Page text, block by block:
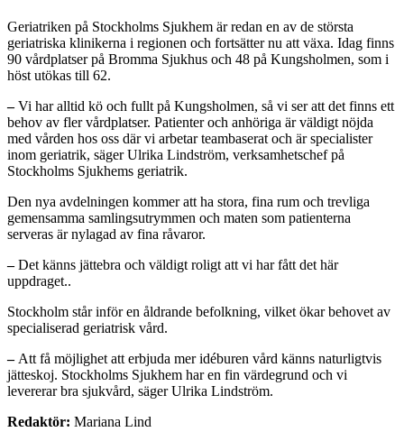
Geriatriken på Stockholms Sjukhem är redan en av de största
geriatriska klinikerna i regionen och fortsätter nu att växa. Idag finns
90 vårdplatser på Bromma Sjukhus och 48 på Kungsholmen, som i
höst utökas till 62.
–Vi har alltid kö och fullt på Kungsholmen, så vi ser att det finns ett
behov av fler vårdplatser. Patienter och anhöriga är väldigt nöjda
med vården hos oss där vi arbetar teambaserat och är specialister
inom geriatrik, säger Ulrika Lindström, verksamhetschef på
Stockholms Sjukhems geriatrik.
Den nya avdelningen kommer att ha stora, fina rum och trevliga
gemensamma samlingsutrymmen och maten som patienterna
serveras är nylagad av fina råvaror.
–Det känns jättebra och väldigt roligt att vi har fått det här
uppdraget..
Stockholm står inför en åldrande befolkning, vilket ökar behovet av
specialiserad geriatrisk vård.
– Att få möjlighet att erbjuda mer idéburen vård känns naturligtvis
jätteskoj. Stockholms Sjukhem har en fin värdegrund och vi
levererar bra sjukvård, säger Ulrika Lindström.
Redaktör: Mariana Lind